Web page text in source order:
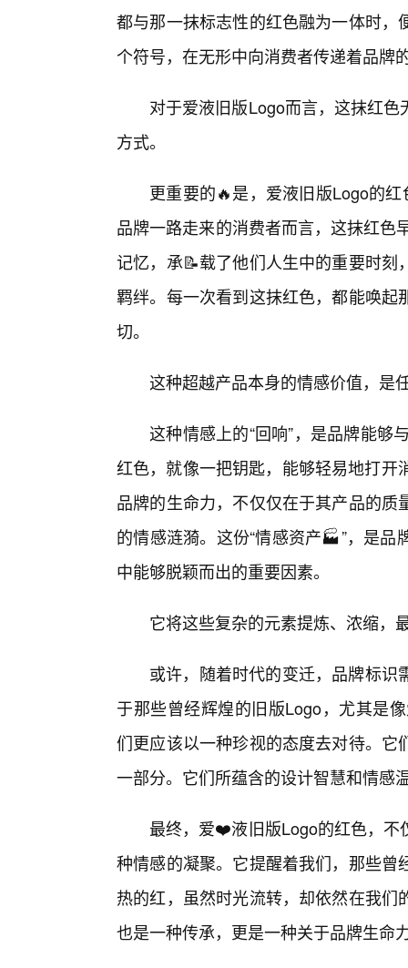
都与那一抹标志性的红色融为一体时
个符号，在无形中向消费者传递着品牌
对于爱液旧版Logo而言，这抹红
方式。
更重要的🔥是，爱液旧版Logo的
品牌一路走来的消费者而言，这抹红色
记忆，承📝载了他们人生中的重要时
羁绊。每一次看到这抹红色，都能唤
切。
这种超越产品本身的情感价值，是
这种情感上的“回响”，是品牌能够
红色，就像一把钥匙，能够轻易地打
品牌的生命力，不仅仅在于其产品的
的情感涟漪。这份“情感资产🏭”，是
中能够脱颖而出的重要因素。
它将这些复杂的元素提炼、浓缩，
或许，随着时代的变迁，品牌标
于那些曾经辉煌的旧版Logo，尤其是
们更应该以一种珍视的态度去对待。
一部分。它们所蕴含的设计智慧和情感
最终，爱❤️液旧版Logo的红色，不
种情感的凝聚。它提醒着我们，那些
热的红，虽然时光流转，却依然在我
也是一种传承，更是一种关于品牌生命